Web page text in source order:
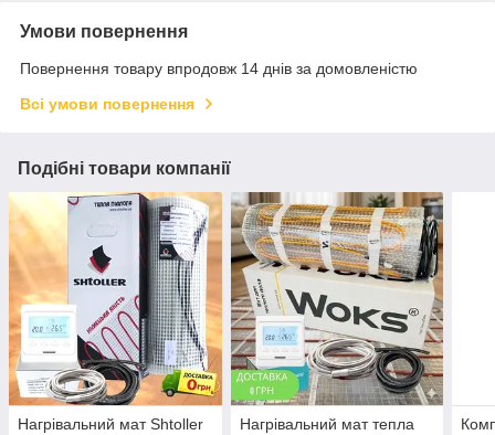
Умови повернення
Повернення товару впродовж 14 днів за домовленістю
Всі умови повернення
Подібні товари компанії
Нагрівальний мат Shtoller
Нагрівальний мат тепла